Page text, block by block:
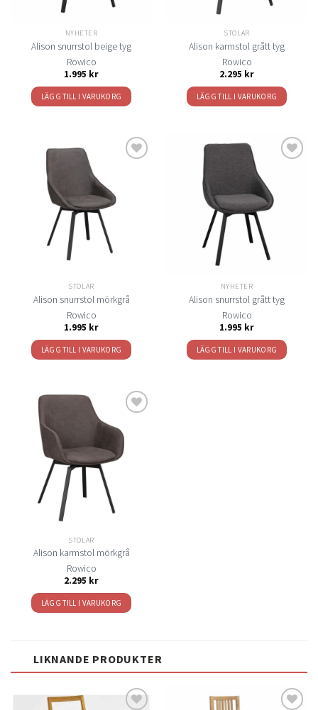
NYHETER
Alison snurrstol beige tyg
Rowico
1.995 kr
LÄGG TILL I VARUKORG
STOLAR
Alison karmstol grått tyg
Rowico
2.295 kr
LÄGG TILL I VARUKORG
önskelistan
STOLAR
Alison snurrstol mörkgrå
Rowico
1.995 kr
LÄGG TILL I VARUKORG
önskelistan
NYHETER
Alison snurrstol grått tyg
Rowico
1.995 kr
LÄGG TILL I VARUKORG
till i
önskelistan
STOLAR
Alison karmstol mörkgrå
Rowico
2.295 kr
LÄGG TILL I VARUKORG
LIKNANDE PRODUKTER